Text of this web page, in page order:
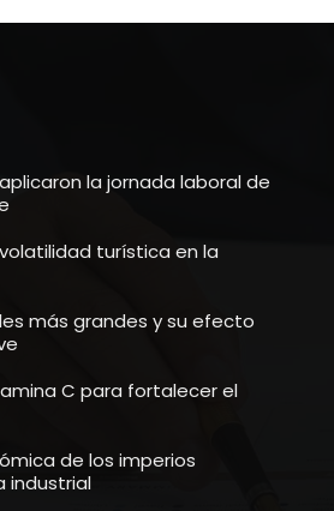
la jornada laboral de
turística en la
más grandes y su efecto
C para fortalecer el
de los imperios
industrial